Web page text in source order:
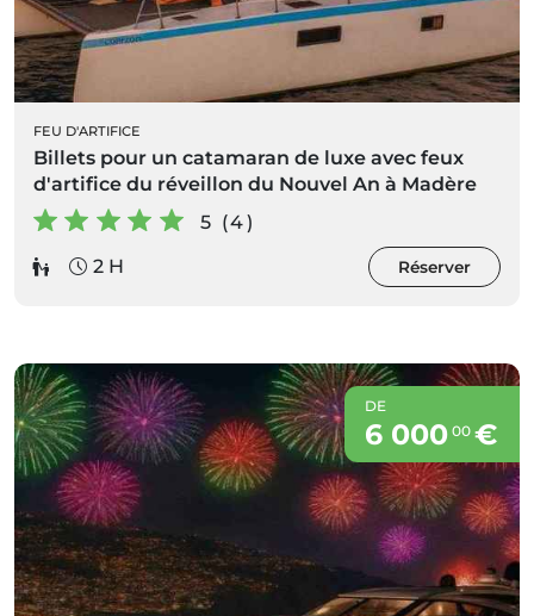
FEU D'ARTIFICE
Billets pour un catamaran de luxe avec feux
d'artifice du réveillon du Nouvel An à Madère
5 (4)
2 H
Réserver
DE
6 000 00€